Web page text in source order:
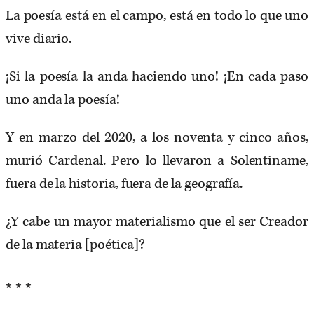
La poesía está en el campo, está en todo lo que uno
vive diario.
¡Si la poesía la anda haciendo uno! ¡En cada paso
uno anda la poesía!
Y en marzo del 2020, a los noventa y cinco años,
murió Cardenal. Pero lo llevaron a Solentiname,
fuera de la historia, fuera de la geografía.
¿Y cabe un mayor materialismo que el ser Creador
de la materia [poética]?
* * *